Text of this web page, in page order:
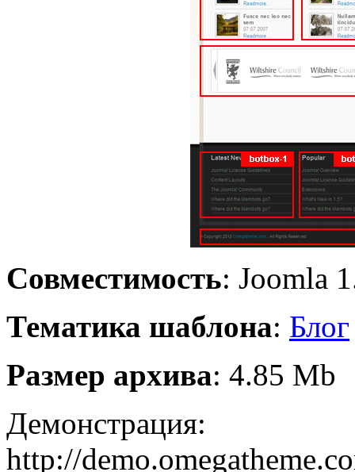
Совместимость: Joomla
Тематика шаблона: Блог
Размер архива: 4.85 Mb
Демонстрация:
http://